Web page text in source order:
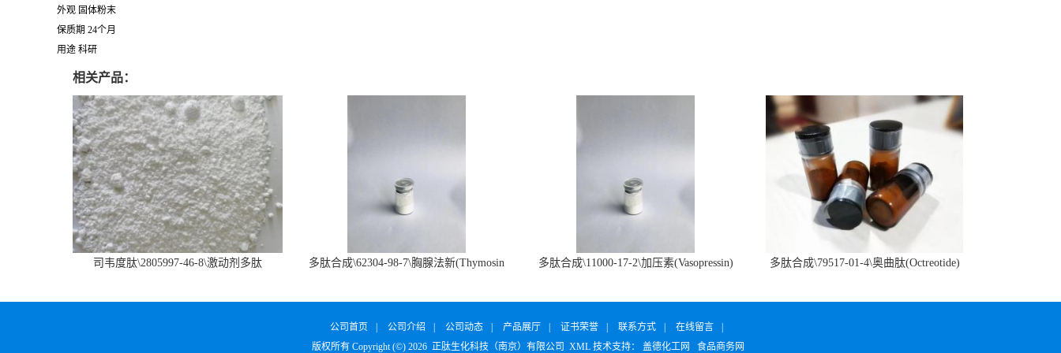
外观 固体粉末
保质期 24个月
用途 科研
相关产品：
司韦度肽\2805997-46-8\激动剂多肽
多肽合成\62304-98-7\胸腺法新(Thymosin
多肽合成\11000-17-2\加压素(Vasopressin) 多肽合成\79517-01-4\奥曲肽(Octreotide)
公司首页 公司介绍 公司动态 产品展厅 证书荣誉 联系方式 在线留言
版权所有 Copyright (©) 2026 正肽生化科技（南京）有限公司 XML 技术支持： 盖德化工网 食品商务网